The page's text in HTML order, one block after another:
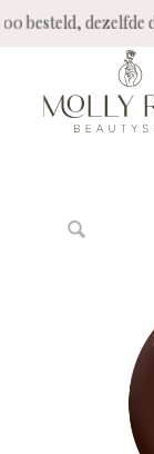
besteld,